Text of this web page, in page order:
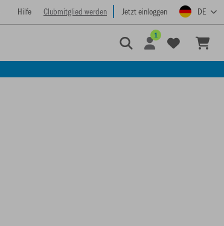
Hilfe Clubmitglied werden Jetzt einloggen DE
1